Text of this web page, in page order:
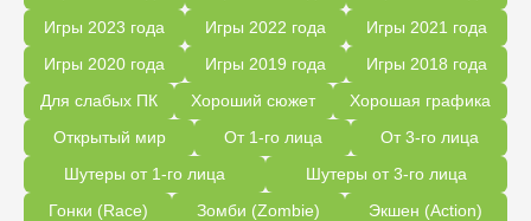
Игры 2023 года
Игры 2022 года
Игры 2021 года
Игры 2020 года
Игры 2019 года
Игры 2018 года
Для слабых ПК
Хороший сюжет
Хорошая графика
Открытый мир
От 1-го лица
От 3-го лица
Шутеры от 1-го лица
Шутеры от 3-го лица
Гонки (Race)
Зомби (Zombie)
Экшен (Action)